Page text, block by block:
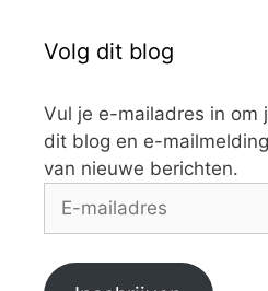
Volg dit blog
Vul je e-mailadres in om
dit blog en e-
van nieuwe berichten.